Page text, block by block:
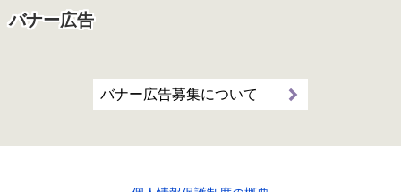
バナー広告
バナー広告募集について